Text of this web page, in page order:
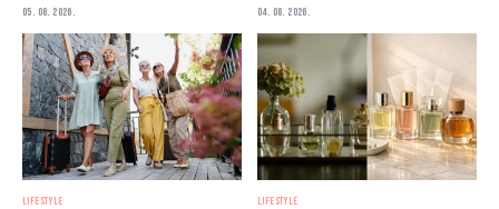
05. 08. 2026. 04. 08. 2026.
LIFESTYLE LIFESTYLE